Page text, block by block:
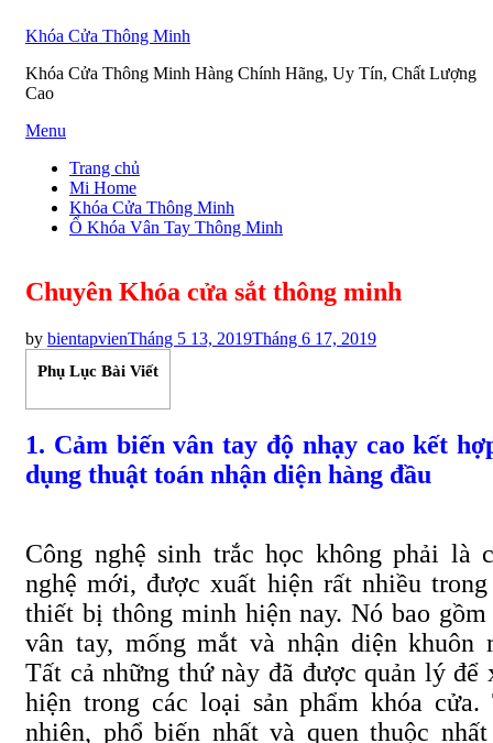
Khóa Cửa Thông Minh
Khóa Cửa Thông Minh Hàng Chính Hãng, Uy Tín, Chất Lượng
Cao
Skip
content
Menu
Trang chủ
Mi Home
Khóa Cửa Thông Minh
Ổ Khóa Vân Tay Thông Minh
Chuyên Khóa cửa sắt thông minh
by bientapvienPosted
Tháng 5 13, 2019Tháng 6 17, 2019
Phụ Lục Bài Viết
1. Cảm biến vân tay độ nhạy cao kết
dụng thuật toán nhận diện hàng đầu
Công nghệ sinh trắc học không phải là
nghệ mới, được xuất hiện rất nhiều trong
thiết bị thông minh hiện nay. Nó bao gồm
vân tay, mống mắt và nhận diện khuôn
Tất cả những thứ này đã được quản lý để
hiện trong các loại sản phẩm khóa cửa.
nhiên, phổ biến nhất và quen thuộc